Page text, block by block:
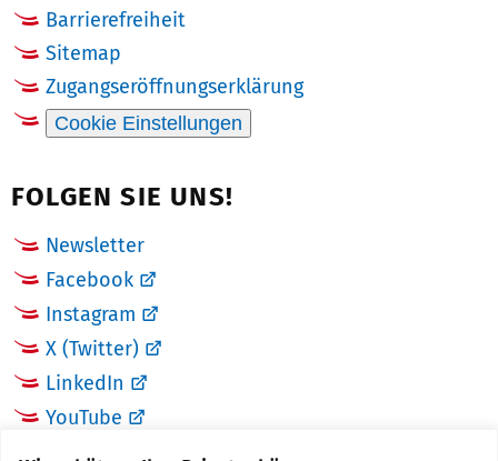
Barrierefreiheit
Sitemap
Zugangseröffnungserklärung
Cookie Einstellungen
FOLGEN SIE UNS!
Newsletter
Facebook
Instagram
X (Twitter)
LinkedIn
YouTube